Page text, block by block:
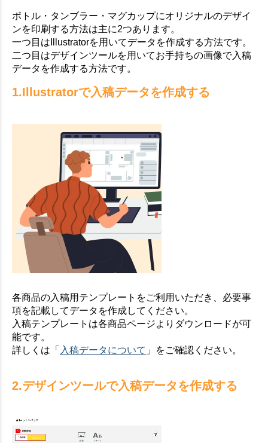
ボトル・タンブラー・マグカップにオリジナルのデザイ
ンを印刷する方法は主に2つあります。
一つ目はIllustratorを用いてデータを作成する方法です。
二つ目はデザインツールを用いてお手持ちの画像で入稿
データを作成する方法です。
1.Illustratorで入稿データを作成する
各商品の入稿用テンプレートをご利用いただき、必要事
項を記載してデータを作成してください。
入稿テンプレートは各商品ページよりダウンロードが可
能です。
詳しくは「 入稿データについて 」をご確認ください。
2.デザインツールで入稿データを作成する